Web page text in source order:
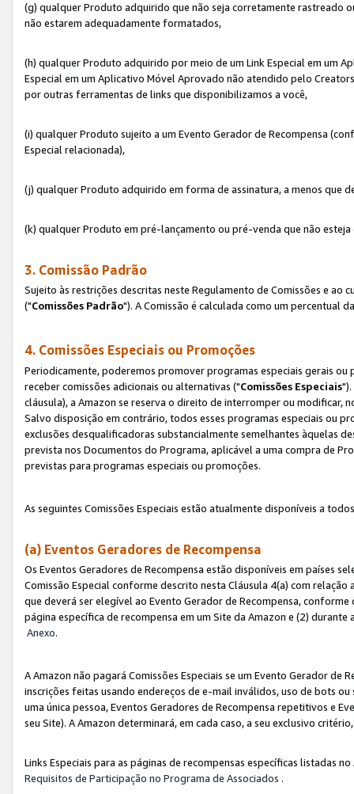
(g) qualquer Produto adquirido que não seja corretamente rastreado
não estarem adequadamente formatados,
(h) qualquer Produto adquirido por meio de um Link Especial em um
Especial em um Aplicativo Móvel Aprovado não atendido pelo
por outras ferramentas de links que disponibilizamos a você,
(i) qualquer Produto sujeito a um Evento Gerador de Recompensa
Especial relacionada),
(j) qualquer Produto adquirido em forma de assinatura, a menos que
(k) qualquer Produto em pré-lançamento ou pré-venda que não
3. Comissão Padrão
Sujeito às restrições descritas neste Regulamento de Comissões e ao
("Comissões Padrão"). A Comissão é calculada como um percentual
4. Comissões Especiais ou Promoções
Periodicamente, poderemos promover programas especiais gerais
receber comissões adicionais ou alternativas ("Comissões Especiais
cláusula), a Amazon se reserva o direito de interromper ou
Salvo disposição em contrário, todos esses programas especiais ou
exclusões desqualificadoras substancialmente semelhantes àquelas
prevista nos Documentos do Programa, aplicável a uma compra de
previstas para programas especiais ou promoções.
As seguintes Comissões Especiais estão atualmente disponíveis a
(a) Eventos Geradores de Recompensa
Os Eventos Geradores de Recompensa estão disponíveis em países
Comissão Especial conforme descrito nesta Cláusula 4(a) com relação
que deverá ser elegível ao Evento Gerador de Recompensa,
página específica de recompensa em um Site da Amazon e (2)
Anexo.
A Amazon não pagará Comissões Especiais se um Evento Gerador
inscrições feitas usando endereços de e-mail inválidos, uso de bots
uma única pessoa, Eventos Geradores de Recompensa repetitivos e
seu Site). A Amazon determinará, em cada caso, a seu exclusivo
Links Especiais para as páginas de recompensas específicas listadas no
Requisitos de Participação no Programa de Associados .